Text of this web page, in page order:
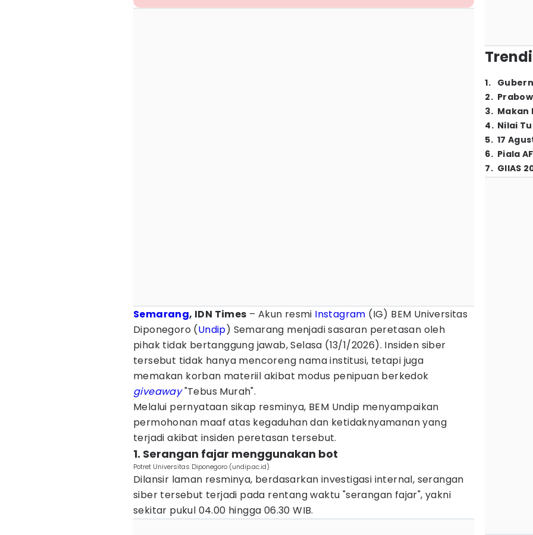
Semarang, IDN Times – Akun resmi Instagram (IG) BEM Universitas
Diponegoro (Undip) Semarang menjadi sasaran peretasan oleh
pihak tidak bertanggung jawab, Selasa (13/1/2026). Insiden siber
tersebut tidak hanya mencoreng nama institusi, tetapi juga
memakan korban materiil akibat modus penipuan berkedok
giveaway"Tebus Murah".
Melalui pernyataan sikap resminya, BEM Undip menyampaikan
permohonan maaf atas kegaduhan dan ketidaknyamanan yang
terjadi akibat insiden peretasan tersebut.
1. Serangan fajar menggunakan bot
Potret Universitas Diponegoro (undip.ac.id)
Dilansir laman resminya, berdasarkan investigasi internal, serangan
siber tersebut terjadi pada rentang waktu "serangan fajar", yakni
sekitar pukul 04.00 hingga 06.30 WIB.
1.
2.
3. Makan
4. Nilai
5. 17
6. Piala
7. GIIAS